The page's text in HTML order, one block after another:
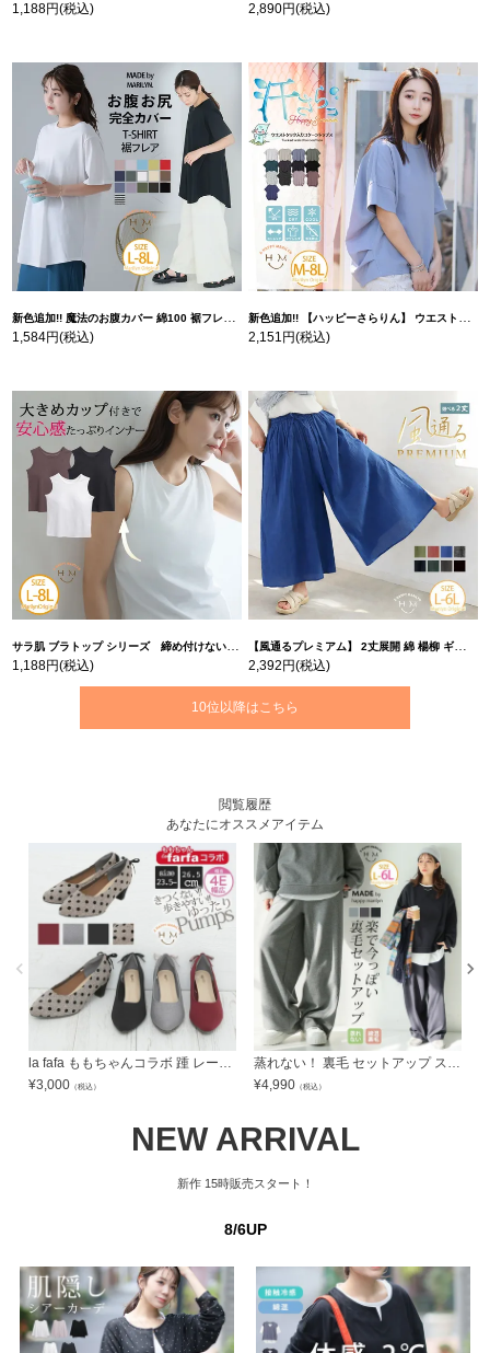
1,188円(税込) 2,890円(税込)
新色追加!! 魔法のお腹カバー 綿100 裾フレア Tシャツ | 大きいサイズの通販ならハッピーマリリン
1,584円(税込)
新色追加!! 【ハッピーさらりん】 ウエストタック入り スッキリ魅せ コクーントップス | 大きいサイズの通販ならハッピーマリリン
2,151円(税込)
サラ肌 ブラトップ シリーズ 締め付けない リブ タンクトップ | 大きいサイズの通販ならハッピーマリリン
1,188円(税込)
【風通るプレミアム】 2丈展開 綿 楊柳 ギャザー フレア スカンツ 【ウェストゴム】 | 大きいサイズの通販ならハッピーマリリン
2,392円(税込)
10位以降はこちら
閲覧履歴
あなたにオススメアイテム
la fafa ももちゃんコラボ 踵 レースアップ パンプス | 大きいサイズの通販ならハッピーマリリン
¥3,000 （税込）
蒸れない！ 裏毛 セットアップ スウェット パンツ | 大きいサイズの通販ならハッピーマリリン
¥4,990 （税込）
NEW ARRIVAL
新作 15時販売スタート！
8/6UP